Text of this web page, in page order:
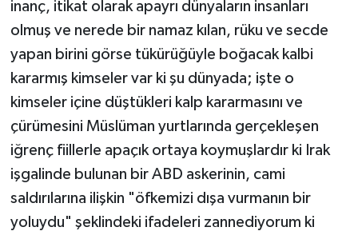
inanç, itikat olarak apayrı dünyaların insanları
olmuş ve nerede bir namaz kılan, rüku ve secde
yapan birini görse tükürüğüyle boğacak kalbi
kararmış kimseler var ki şu dünyada; işte o
kimseler içine düştükleri kalp kararmasını ve
çürümesini Müslüman yurtlarında gerçekleşen
iğrenç fiillerle apaçık ortaya koymuşlardır ki Irak
işgalinde bulunan bir ABD askerinin, cami
saldırılarına ilişkin "öfkemizi dışa vurmanın bir
yoluydu" şeklindeki ifadeleri zannediyorum ki